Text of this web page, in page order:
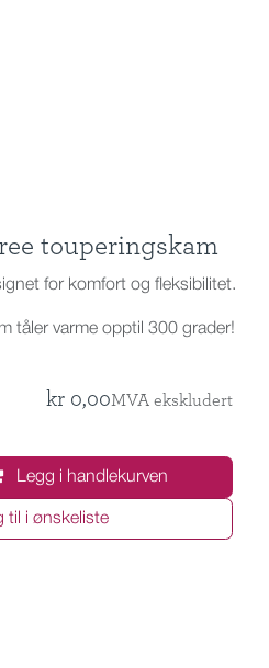
touperingskam
for komfort og fleksibilitet.
tåler varme opptil 300 grader!
Legg i handlekurven
til i ønskeliste
kr 0,00MVA ekskludert